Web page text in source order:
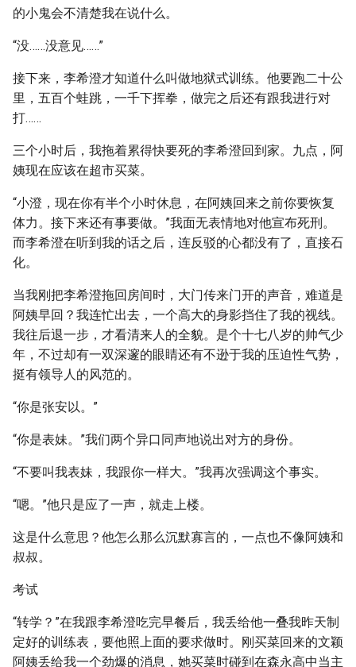
的小鬼会不清楚我在说什么。
“没……没意见……”
接下来，李希澄才知道什么叫做地狱式训练。他要跑二十公
里，五百个蛙跳，一千下挥拳，做完之后还有跟我进行对
打……
三个小时后，我拖着累得快要死的李希澄回到家。九点，阿
姨现在应该在超市买菜。
“小澄，现在你有半个小时休息，在阿姨回来之前你要恢复
体力。接下来还有事要做。”我面无表情地对他宣布死刑。
而李希澄在听到我的话之后，连反驳的心都没有了，直接石
化。
当我刚把李希澄拖回房间时，大门传来门开的声音，难道是
阿姨早回？我连忙出去，一个高大的身影挡住了我的视线。
我往后退一步，才看清来人的全貌。是个十七八岁的帅气少
年，不过却有一双深邃的眼睛还有不逊于我的压迫性气势，
挺有领导人的风范的。
“你是张安以。”
“你是表妹。”我们两个异口同声地说出对方的身份。
“不要叫我表妹，我跟你一样大。”我再次强调这个事实。
“嗯。”他只是应了一声，就走上楼。
这是什么意思？他怎么那么沉默寡言的，一点也不像阿姨和
叔叔。
考试
“转学？”在我跟李希澄吃完早餐后，我丢给他一叠我昨天制
定好的训练表，要他照上面的要求做时。刚买菜回来的文颖
阿姨丢给我一个劲爆的消息，她买菜时碰到在森永高中当主